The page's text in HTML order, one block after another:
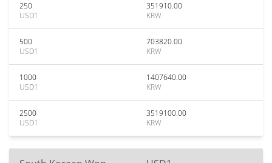
250
USD1
351910.00
KRW
500
USD1
703820.00
KRW
1000
USD1
1407640.00
KRW
2500
USD1
3519100.00
KRW